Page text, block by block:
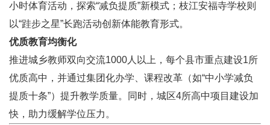
小时体育活动，探索“减负提质”新模式；枝江安福寺学校则
以“跬步之星”长跑活动创新体能教育形式。
优质教育均衡化
推进城乡教师双向交流1000人以上，每个县市重点建设1所
优质高中，并通过集团化办学、课程改革（如“中小学减负
提质十条”）提升教学质量。同时，城区4所高中项目建设加
快，助力缓解学位压力。